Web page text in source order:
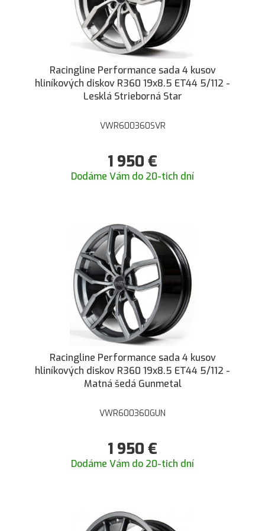
Racingline Performance sada 4 kusov
hliníkových diskov R360 19x8.5 ET44 5/112 -
Lesklá Strieborná Star
VWR600360SVR
1 950 €
Dodáme Vám do 20-tich dní
Racingline Performance sada 4 kusov
hliníkových diskov R360 19x8.5 ET44 5/112 -
Matná šedá Gunmetal
VWR600360GUN
1 950 €
Dodáme Vám do 20-tich dní